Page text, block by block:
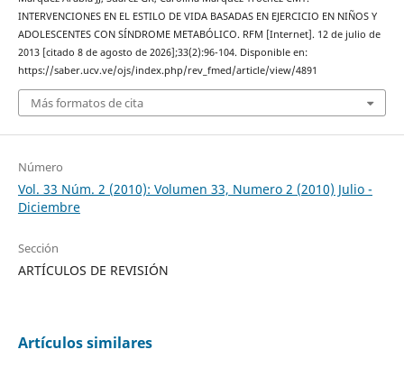
INTERVENCIONES EN EL ESTILO DE VIDA BASADAS EN EJERCICIO EN NIÑOS Y
ADOLESCENTES CON SÍNDROME METABÓLICO. RFM [Internet]. 12 de julio de
2013 [citado 8 de agosto de 2026];33(2):96-104. Disponible en:
https://saber.ucv.ve/ojs/index.php/rev_fmed/article/view/4891
Más formatos de cita
Número
Vol. 33 Núm. 2 (2010): Volumen 33, Numero 2 (2010) Julio -
Diciembre
Sección
ARTÍCULOS DE REVISIÓN
Artículos similares